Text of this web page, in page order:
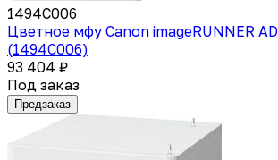
1494C006
Цветное мфу Canon imageRUNNER
(1494C006)
93 404 ₽
Под заказ
Предзаказ